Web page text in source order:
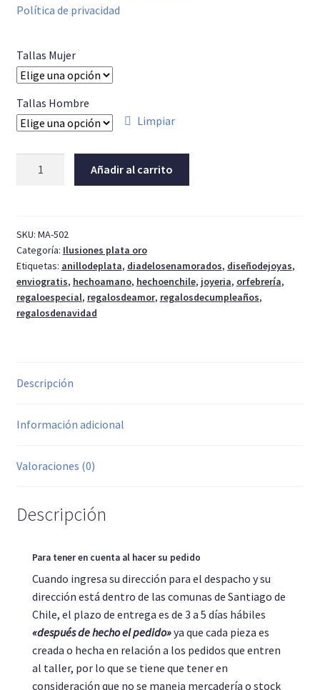
Política de privacidad
Tallas Mujer
Tallas Hombre
Limpiar
Añadir al carrito
SKU: MA-502
Categoría: Ilusiones plata oro
Etiquetas: anillodeplata, diadelosenamorados, diseñodejoyas,
enviogratis, hechoamano, hechoenchile, joyeria, orfebrería,
regaloespecial, regalosdeamor, regalosdecumpleaños,
regalosdenavidad
Descripción
Información adicional
Valoraciones (0)
Descripción
Ilusiones plata 2mm hechas a mano
Ilusiones plata 2mm o pequeñas alianzas de plata
Para tener en cuenta al hacer su pedido
Cuando ingresa su dirección para el despacho y su
dirección está dentro de las comunas de Santiago de
Chile, el plazo de entrega es de 3 a 5 días hábiles
«después de hecho el pedido»ya que cada pieza es
creada o hecha en relación a los pedidos que entren
al taller, por lo que se tiene que tener en
consideración que no se maneja mercadería o stock